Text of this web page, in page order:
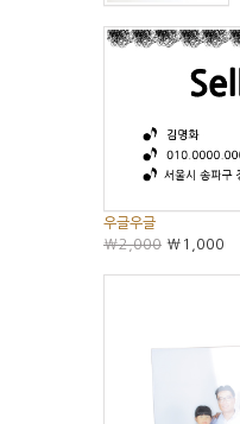
우글우글
₩2,000 ₩1,000